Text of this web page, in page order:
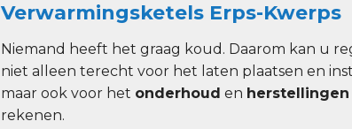
Verwarmingsketels Erps-Kwerps
Niemand heeft het graag koud. Daarom kan u
niet alleen terecht voor het laten plaatsen en
maar ook voor het onderhoud en herstellingen
rekenen.